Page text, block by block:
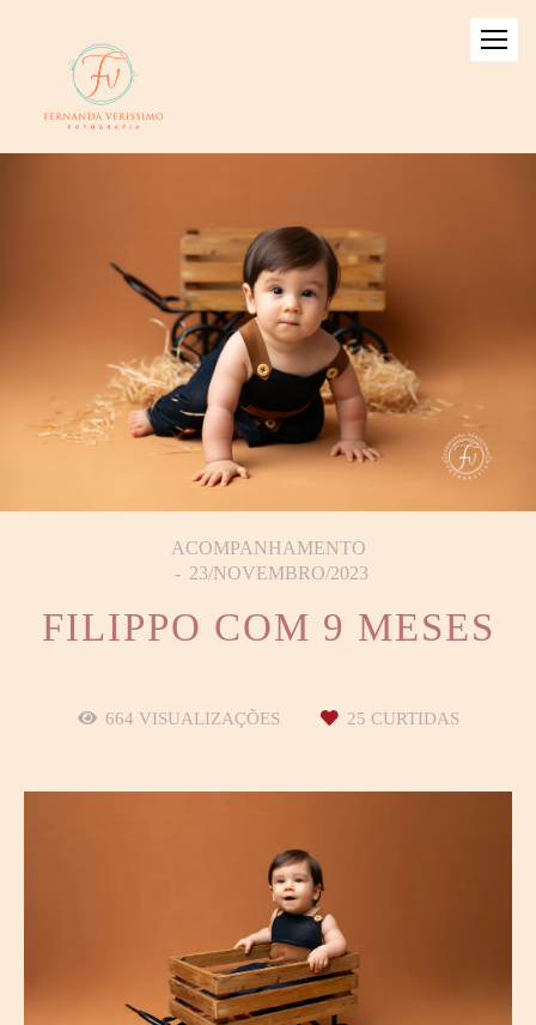
ACOMPANHAMENTO
23/NOVEMBRO/2023
FILIPPO COM 9 MESES
664 VISUALIZAÇÕES 25 CURTIDAS